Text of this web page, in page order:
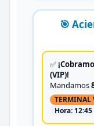
🎯
✅
(VIP)!
Mandamos
TERMINAL
Hora: